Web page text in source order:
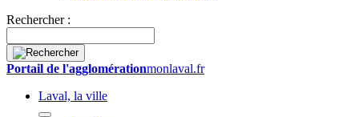
Rechercher :
Portail de l'agglomérationmonlaval.fr
Laval, la ville